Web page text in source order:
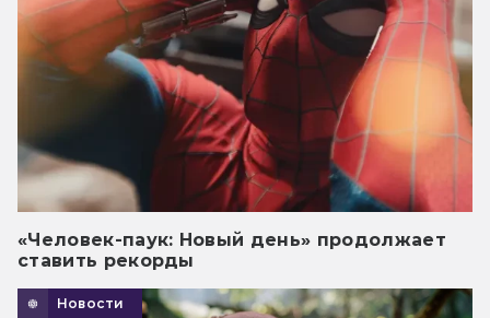
«Человек-паук: Новый день» продолжает
ставить рекорды
Новости